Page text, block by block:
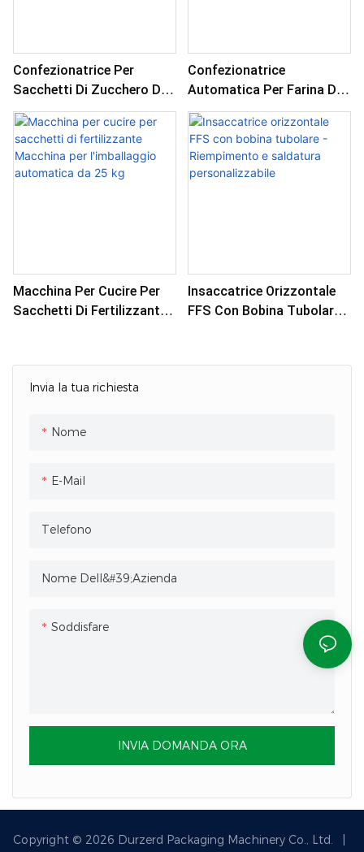
Invia la tua richiesta
Nome
E-Mail
Telefono
Nome Dell&#39;azienda
Soddisfare
INVIA DOMANDA ORA
products ranging from 10 to
25kg with ease
Confezionatrice Per
Sacchetti Di Zucchero Da
25 Kg - Sigillatrice Al
Miglior Prezzo
Confezionatrice
Automatica Per Farina Da
25 Kg
Macchina Per Cucire Per
Sacchetti Di Fertilizzante
Da 25 Kg
Insaccatrice Orizzontale
FFS Con Bobina Tubolare -
Copyright © 2026 Durzerd Packaging Machinery Co., Ltd.